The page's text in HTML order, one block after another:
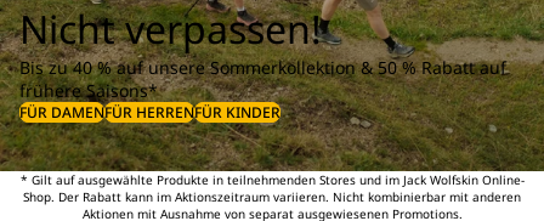
Nicht verpassen!
Bis zu 40 % auf unsere Sommerkollektion & 50 % Rabatt auf
frühere Saisons*
FÜR DAMENFÜR HERRENFÜR KINDER
* Gilt auf ausgewählte Produkte in teilnehmenden Stores und im Jack Wolfskin Online-
Shop. Der Rabatt kann im Aktionszeitraum variieren. Nicht kombinierbar mit anderen
Aktionen mit Ausnahme von separat ausgewiesenen Promotions.